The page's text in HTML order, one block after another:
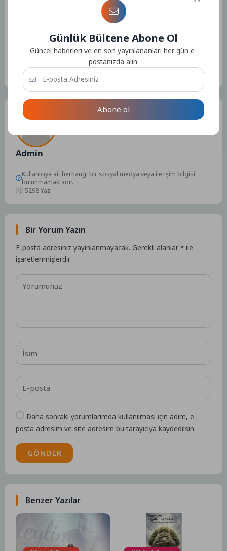
Bu yazıya ait etiket bulunamadı.
Admin
Tüm Yazılar
Kullanıcıya ait herhangi bir sosyal medya veya iletişim bilgisi
bulunmamaktadır.
15298 Yazı
Bir Yorum Yazın
E-posta adresiniz yayınlanmayacak. Gerekli alanlar* ile
işaretlenmişlerdir
Daha sonraki yorumlarımda kullanılması için adım, e-
posta adresim ve site adresim bu tarayıcıya kaydedilsin.
GÖNDER
Benzer Yazılar
Günlük Bültene Abone Ol
Güncel haberleri ve en son yayınlananları her gün e-
postanızda alın.
Abone ol